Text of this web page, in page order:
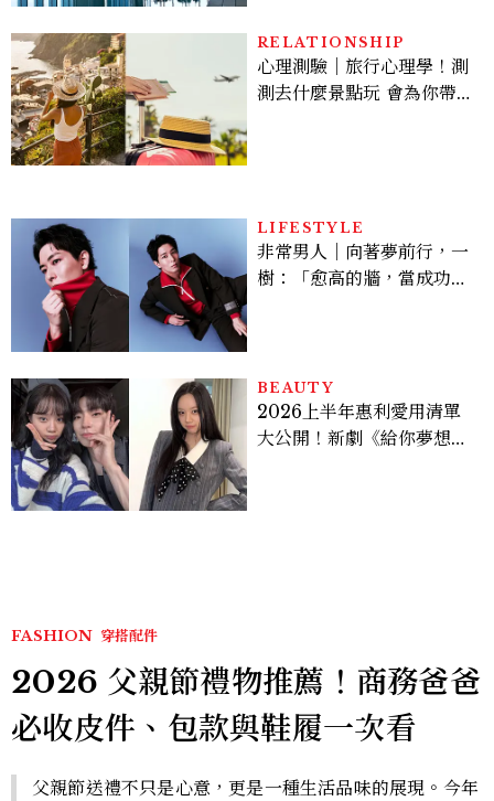
RELATIONSHIP
心理測驗｜旅行心理學！測
測去什麼景點玩 會為你帶來
LIFESTYLE
非常男人｜向著夢前行，一
樹：「愈高的牆，當成功爬
BEAUTY
2026上半年惠利愛用清單
大公開！新劇《給你夢想》
FASHION 穿搭配件
2026 父親節禮物推薦！商務爸爸
必收皮件、包款與鞋履一次看
父親節送禮不只是心意，更是一種生活品味的展現。今年